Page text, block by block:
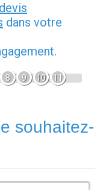
dans votre
8 9 10 11
souhaitez-